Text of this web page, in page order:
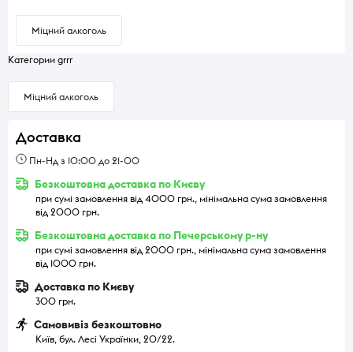
Міцний алкоголь
Категории grrr
Міцний алкоголь
Доставка
Пн-Нд з 10:00 до 21-00
Безкоштовна доставка по Києву
при сумі замовлення від 4000 грн., мінімальна сума замовлення
від 2000 грн.
Безкоштовна доставка по Печерському р-ну
при сумі замовлення від 2000 грн., мінімальна сума замовлення
від 1000 грн.
Доставка по Києву
300 грн.
Самовивіз безкоштовно
Київ, бул. Лесі Українки, 20/22.